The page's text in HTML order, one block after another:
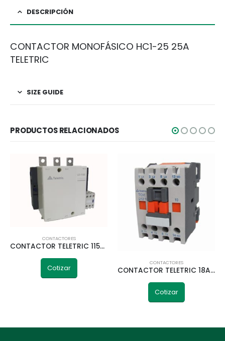
DESCRIPCIÓN
CONTACTOR MONOFÁSICO HC1-25 25A
TELETRIC
SIZE GUIDE
PRODUCTOS RELACIONADOS
CONTACTORES
CONTACTOR TELETRIC 115A 2NA+2NC 220V LC1-F115A
Cotizar
CONTACTORES
CONTACTOR TELETRIC 18A 220V 1NA TCMD18
Cotizar